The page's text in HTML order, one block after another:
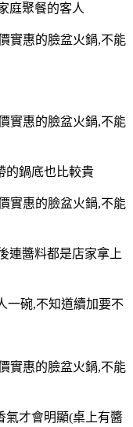
庭聚餐的客人
的鍋底也比較貴
連醬料都是店家拿上
一碗,不知道續加要不
氣才會明顯(桌上有醬